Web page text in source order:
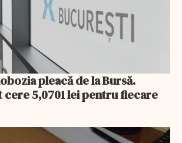
pleacă de la Bursă.
5,0701 lei pentru fiecare